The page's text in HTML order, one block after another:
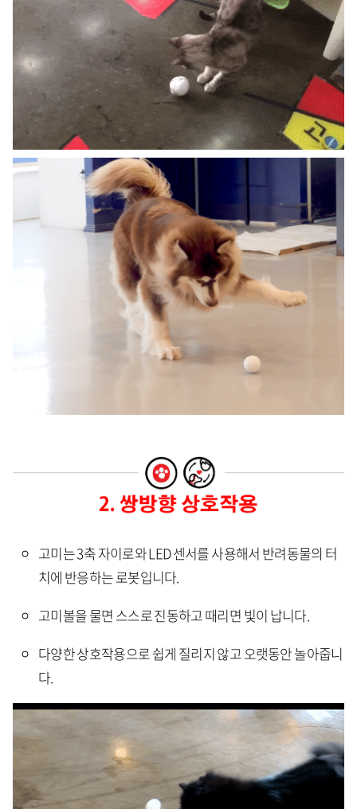
고미는 3축 자이로와 LED 센서를 사용해서 반려동물의 터
치에 반응하는 로봇입니다.
고미볼을 물면 스스로 진동하고 때리면 빛이 납니다.
다양한 상호작용으로 쉽게 질리지 않고 오랫동안 놀아줍니
다.